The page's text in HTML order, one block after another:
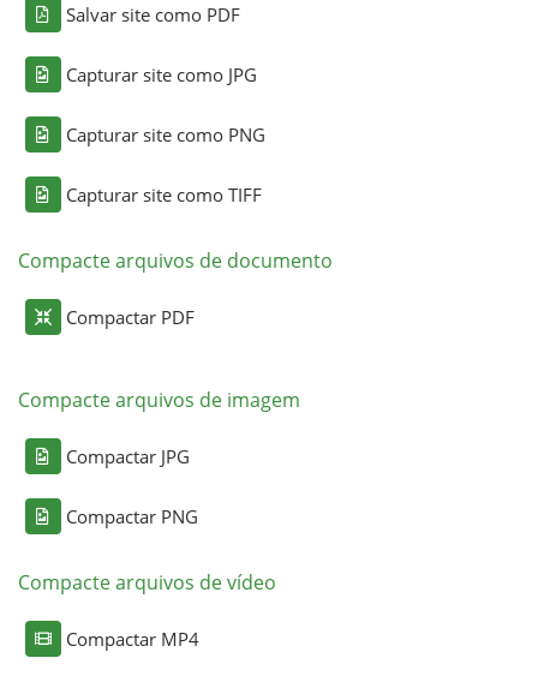
Salvar site como PDF
Capturar site como JPG
Capturar site como PNG
Capturar site como TIFF
Compacte arquivos de documento
Compactar PDF
Compacte arquivos de imagem
Compactar JPG
Compactar PNG
Compacte arquivos de vídeo
Compactar MP4